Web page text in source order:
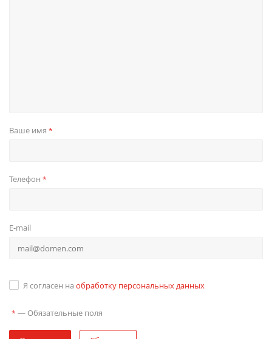
Ваше имя *
Телефон *
E-mail
Я согласен на обработку персональных данных
* — Обязательные поля